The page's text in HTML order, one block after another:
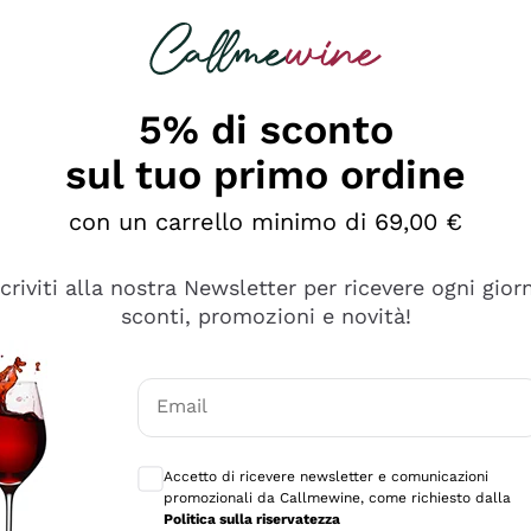
diversi e con un ampio range di prezzo. Le
5% di sconto
sul tuo primo ordine
con un carrello minimo di 69,00 €
alla nostra Newsletter per ricevere ogni
sconti, promozioni e novità!
Email
Accetto di ricevere newsletter e comunicazioni
promozionali da Callmewine, come richiesto dalla
Politica sulla riservatezza